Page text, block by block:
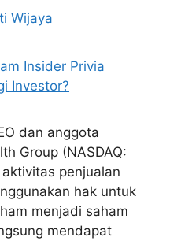
Wijaya
dan anggota
Group (NASDAQ:
penjualan
hak untuk
menjadi saham
mendapat